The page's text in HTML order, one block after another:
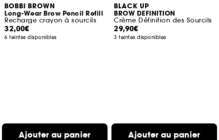
BOBBI BROWN
Long-Wear Brow Pencil Refill
Recharge crayon à sourcils
32,00€
6 teintes disponibles
Ajouter au panier
BLACK UP
BROW DEFINITION
Crème Définition des Sourcils
29,90€
3 teintes disponibles
Ajouter au panier